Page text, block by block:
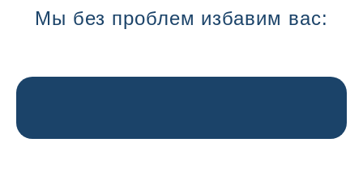
Мы без проблем избавим вас: